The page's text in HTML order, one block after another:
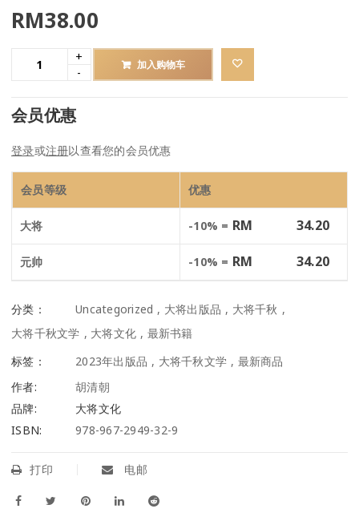
RM38.00
加入购物车
会员优惠
登录或注册以查看您的会员优惠
会员等级 优惠
大将 -10% = RM 34.20
元帅 -10% = RM 34.20
分类： Uncategorized , 大将出版品 , 大将千秋 ,
大将千秋文学 , 大将文化 , 最新书籍
标签：
2023年出版品 , 大将千秋文学 , 最新商品
作者:
胡清朝
品牌:
大将文化
ISBN:
978-967-2949-32-9
打印 电邮